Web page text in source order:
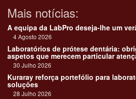
Mais notícias:
A equipa da LabPro deseja-lhe um
4 Agosto 2026
Laboratórios de prótese dentária:
aspetos que merecem particular
30 Julho 2026
Kuraray reforça portefólio para
soluções
28 Julho 2026